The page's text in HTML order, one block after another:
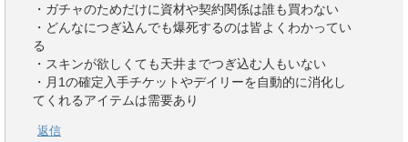
・ガチャのためだけに資材や契約関係は誰も買わない
・どんなにつぎ込んでも爆死するのは皆よくわかってい
る
・スキンが欲しくても天井までつぎ込む人もいない
・月1の確定入手チケットやデイリーを自動的に消化し
てくれるアイテムは需要あり
返信